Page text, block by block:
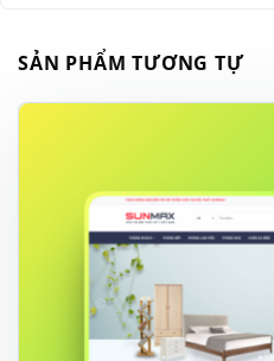
SẢN PHẨM TƯƠNG TỰ